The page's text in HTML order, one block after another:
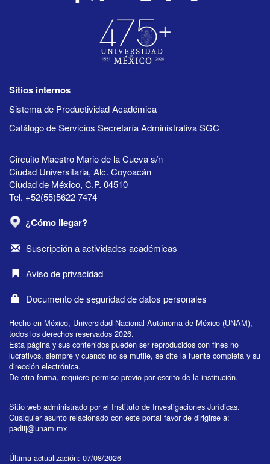
Sitios internos
Sistema de Productividad Académica
Catálogo de Servicios Secretaría Administrativa SGC
Circuito Maestro Mario de la Cueva s/n
Ciudad Universitaria, Alc. Coyoacán
Ciudad de México, C.P. 04510
Tel. +52(55)5622 7474
¿Cómo llegar?
Suscripción a actividades académicas
Aviso de privacidad
Documento de seguridad de datos personales
Hecho en México, Universidad Nacional Autónoma de México (UNAM),
todos los derechos reservados 2026.
Esta página y sus contenidos pueden ser reproducidos con fines no
lucrativos, siempre y cuando no se mutile, se cite la fuente completa y su
dirección electrónica.
De otra forma, requiere permiso previo por escrito de la institución.
Sitio web administrado por el Instituto de Investigaciones Jurídicas.
Cualquier asunto relacionado con este portal favor de dirigirse a:
padiij@unam.mx
Última actualización: 07/08/2026